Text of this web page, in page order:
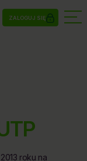
ZALOGUJ SIĘ
roku na